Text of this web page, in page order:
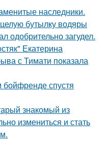
наследники.
бутылку водяры
одобрительно загудел.
Екатерина
с Тимати показала
спустя
знакомый из
измениться и стать